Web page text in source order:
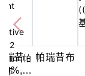
瑞昔
一
帕瑞昔布